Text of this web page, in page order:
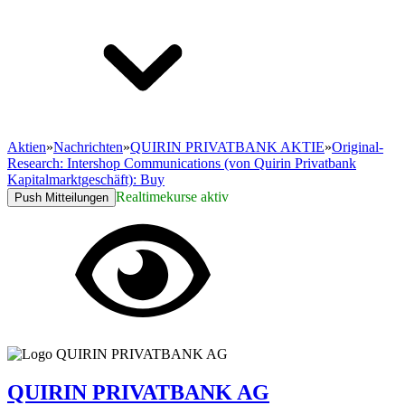
Aktien»Nachrichten»QUIRIN PRIVATBANK AKTIE»Original-
Research: Intershop Communications (von Quirin Privatbank
Kapitalmarktgeschäft): Buy
Push Mitteilungen Realtimekurse aktiv
QUIRIN PRIVATBANK AG